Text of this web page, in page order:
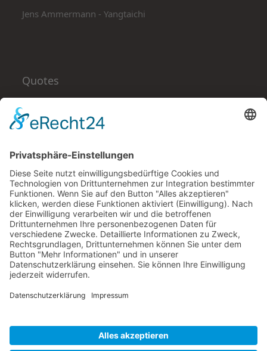
Jens Ammermann - Yangtaichi
Quotes
andere, und alles, was wir für andere tun, tun wir
auch für uns selbst.
Thich Nhat Hanh
Ich bin auch auf
Facebook
Instagram
YouTube
* Wir verlinken mit sog. 'Affiliate-Links' auf Online-
Shops und Partner,